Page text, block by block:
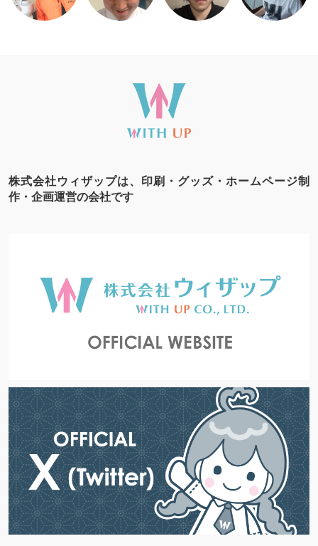
株式会社ウィザップは、印刷・グッズ・ホームページ制
作・企画運営の会社です